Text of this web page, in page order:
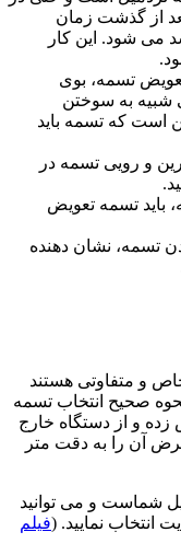
از گذشت زمان
می شود. این کار
تسمه، بوی
شبیه به سوختن
است که تسمه باید
و رویی تسمه در
تسمه تعویض
تسمه، نشان دهنده
و متفاوتی هستند
صحیح انتخاب تسمه
و از دستگاه خارج
آن را به دقت متر
شماست و می توانید
انتخاب نمایید. (فیلم